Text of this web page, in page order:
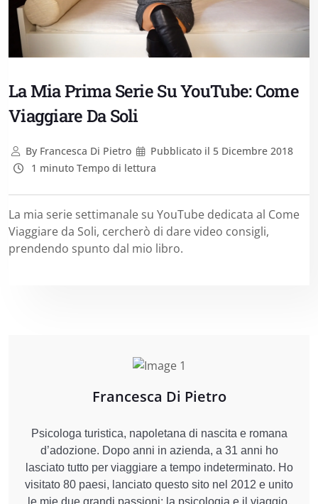
La Mia Prima Serie Su YouTube: Come
Viaggiare Da Soli
ByFrancesca Di Pietro Pubblicato il 5 Dicembre 2018
1 minuto Tempo di lettura
La mia serie settimanale su YouTube dedicata al Come
Viaggiare da Soli, cercherò di dare video consigli,
prendendo spunto dal mio libro.
Francesca Di Pietro
Psicologa turistica, napoletana di nascita e romana
d’adozione. Dopo anni in azienda, a 31 anni ho
lasciato tutto per viaggiare a tempo indeterminato. Ho
visitato 80 paesi, lanciato questo sito nel 2012 e unito